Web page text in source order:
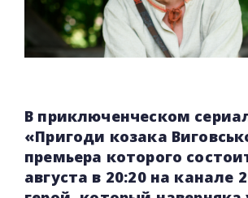
В приключенческом
«Пригоди козака
премьера которого
августа в 20:20 на канале